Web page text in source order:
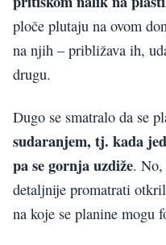
ploče plutaju na ovom
na njih – približava ih,
drugu.
Dugo se smatralo da se
sudaranjem, tj. kada
pa se gornja uzdiže. No,
detaljnije promatrati
na koje se planine mogu